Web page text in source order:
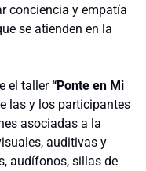
conciencia y empatía
se atienden en la
el taller“Ponte en Mi
las y los participantes
asociadas a la
auditivas y
audífonos, sillas de